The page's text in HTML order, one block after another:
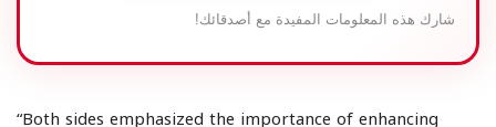
شارك هذه المعلومات المفيدة مع أصدقائك!
“Both sides emphasized the importance of enhancing